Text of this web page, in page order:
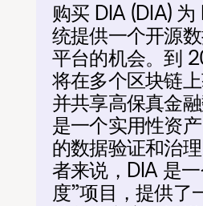
购买 DIA (DIA)
统提供一个开源
平台的机会。到
将在多个区块链
并共享高保真金
是一个实用性资
的数据验证和治
者来说，DIA 是
度”项目，提供了